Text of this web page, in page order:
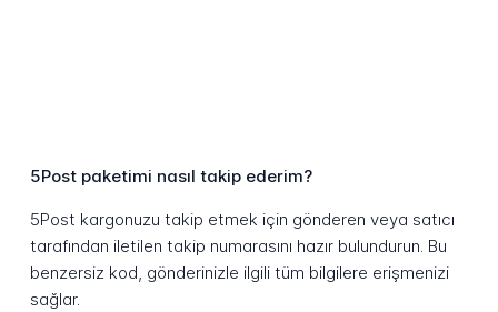
5Post paketimi nasıl takip ederim?
5Post kargonuzu takip etmek için gönderen veya satıcı
tarafından iletilen takip numarasını hazır bulundurun. Bu
benzersiz kod, gönderinizle ilgili tüm bilgilere erişmenizi
sağlar.